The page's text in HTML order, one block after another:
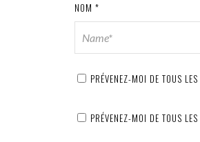
NOM *
PRÉVENEZ-MOI DE TOUS
PRÉVENEZ-MOI DE TOUS